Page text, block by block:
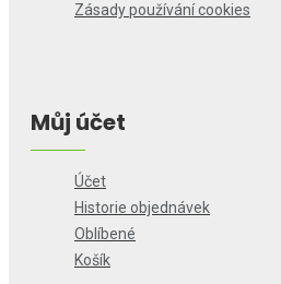
Zásady používání cookies
Můj účet
Účet
Historie objednávek
Oblíbené
Košík